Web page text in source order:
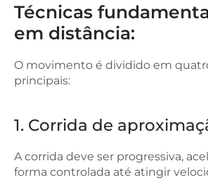
Técnicas
em distância:
O movimento é dividido em
principais:
1. Corrida de
A corrida deve ser progressiva,
forma controlada até atingir